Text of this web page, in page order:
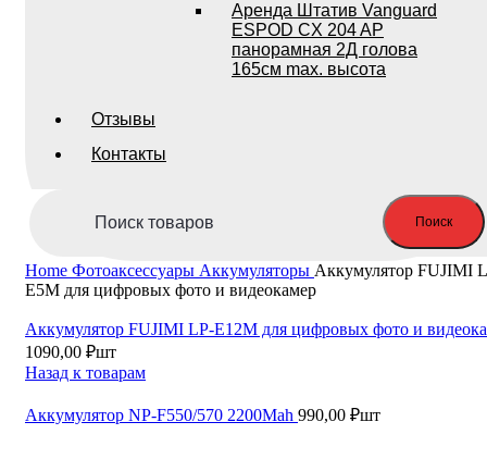
Аренда Штатив Vanguard
ESPOD CX 204 AP
панорамная 2Д голова
165см max. высота
Отзывы
Контакты
Поиск
Home Фотоаксессуары Аккумуляторы Аккумулятор FUJIMI
E5M для цифровых фото и видеокамер
Аккумулятор FUJIMI LP-E12M для цифровых фото и
1090,00 ₽шт
Назад к товарам
Аккумулятор NP-F550/570 2200Mah 990,00 ₽шт